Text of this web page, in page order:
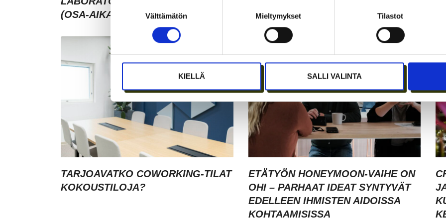
Suostumuksen
valinta
Välttämätön Mieltymykset Tilastot
KIELLÄ SALLI VALINTA
(OSA-AIKAINEN)
KUUKIN EEVA RISTKARI
TARJOAVATKO COWORKING-TILAT
KOKOUSTILOJA?
ETÄTYÖN HONEYMOON-VAIHE ON
OHI – PARHAAT IDEAT SYNTYVÄT
EDELLEEN IHMISTEN AIDOISSA
KOHTAAMISISSA